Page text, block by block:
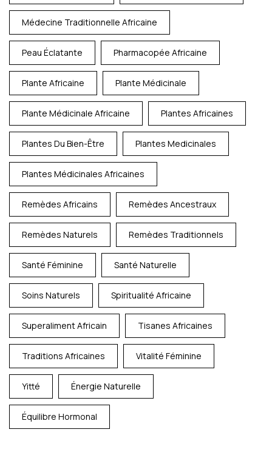
Médecine Traditionnelle Africaine
Peau Éclatante Pharmacopée Africaine
Plante Africaine Plante Médicinale
Plante Médicinale Africaine Plantes Africaines
Plantes Du Bien-Être Plantes Medicinales
Plantes Médicinales Africaines
Remèdes Africains Remèdes Ancestraux
Remèdes Naturels Remèdes Traditionnels
Santé Féminine Santé Naturelle
Soins Naturels Spiritualité Africaine
Superaliment Africain Tisanes Africaines
Traditions Africaines Vitalité Féminine
Yitté Énergie Naturelle
Équilibre Hormonal